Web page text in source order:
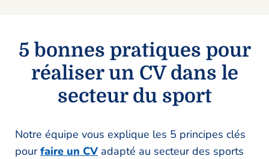
5 bonnes pratiques pour
réaliser un CV dans le
secteur du sport
Notre équipe vous explique les 5 principes clés
pourfaire un CV adapté au secteur des sports